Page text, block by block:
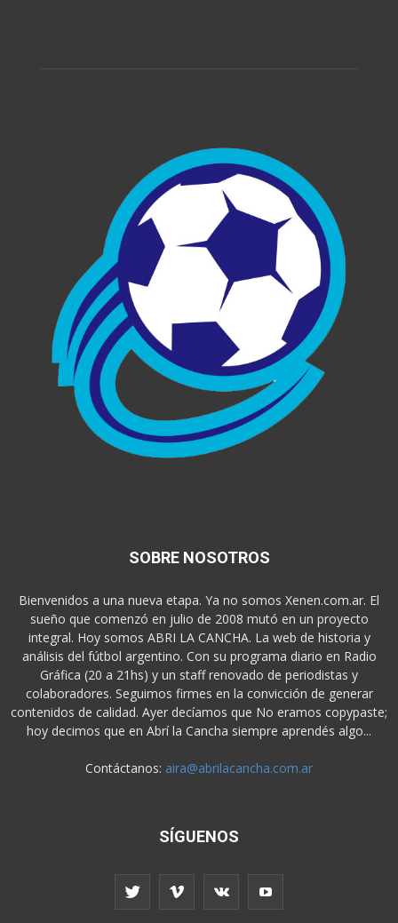
SOBRE NOSOTROS
Bienvenidos a una nueva etapa. Ya no somos Xenen.com.ar. El
sueño que comenzó en julio de 2008 mutó en un proyecto
integral. Hoy somos ABRI LA CANCHA. La web de historia y
análisis del fútbol argentino. Con su programa diario en Radio
Gráfica (20 a 21hs) y un staff renovado de periodistas y
colaboradores. Seguimos firmes en la convicción de generar
contenidos de calidad. Ayer decíamos que No eramos copypaste;
hoy decimos que en Abrí la Cancha siempre aprendés algo...
Contáctanos: aira@abrilacancha.com.ar
SÍGUENOS